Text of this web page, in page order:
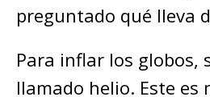
preguntado qué lleva
Para inflar los globos,
llamado helio. Este es